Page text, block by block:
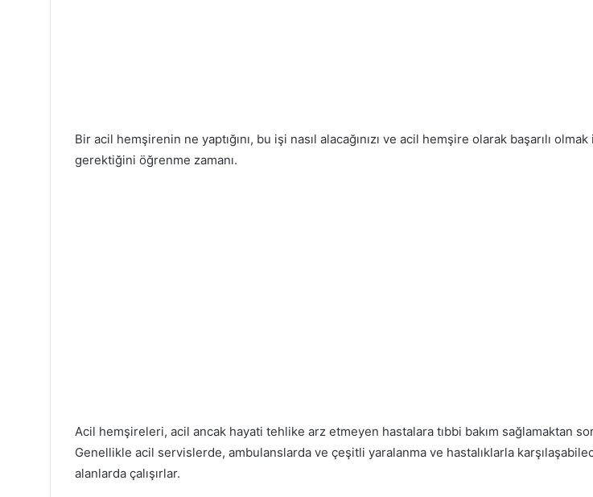
Bir acil hemşirenin ne yaptığını, bu işi nasıl alacağınızı ve acil hemşire olarak başarılı
gerektiğini öğrenme zamanı.
Acil hemşireleri, acil ancak hayati tehlike arz etmeyen hastalara tıbbi bakım sağlamaktan
Genellikle acil servislerde, ambulanslarda ve çeşitli yaralanma ve hastalıklarla
alanlarda çalışırlar.